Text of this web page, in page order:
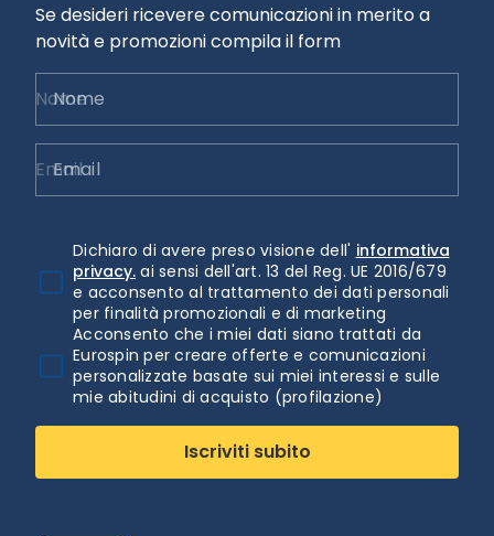
Se desideri ricevere comunicazioni in merito a
novità e promozioni compila il form
Nome
Email
Dichiaro di avere preso visione dell' informativa
privacy. ai sensi dell'art. 13 del Reg. UE 2016/679
e acconsento al trattamento dei dati personali
per finalità promozionali e di marketing
Acconsento che i miei dati siano trattati da
Eurospin per creare offerte e comunicazioni
personalizzate basate sui miei interessi e sulle
mie abitudini di acquisto (profilazione)
Iscriviti subito